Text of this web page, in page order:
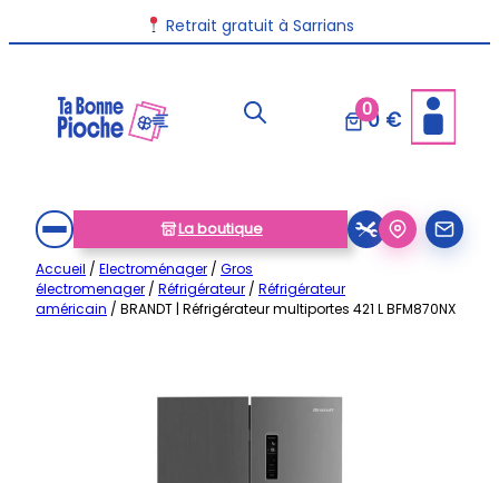
au
Retrait gratuit à Sarrians
00 €
La boutique
Accueil / Electroménager / Gros
électromenager / Réfrigérateur / Réfrigérateur
américain / BRANDT | Réfrigérateur multiportes 421 L BFM870NX